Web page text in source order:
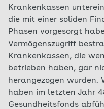
Krankenkassen
die mit einer soliden
Phasen vorgesorgt
Vermögenszugriff
Krankenkassen, die
betrieben haben, gar
herangezogen wurden.
haben im letzten Jahr
Gesundheitsfonds